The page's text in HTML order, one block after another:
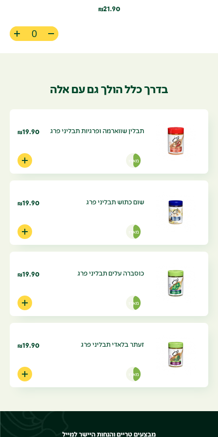
₪21.90
בדרך כלל הולך גם עם אלה
תבלין שווארמה ופרגיות תבליני פרג ₪19.90
מארז
שום כתוש תבליני פרג ₪19.90
מארז
כוסברה עלים תבליני פרג ₪19.90
מארז
זעתר בלאדי תבליני פרג ₪19.90
מארז
מבצעים טריים והנחות היישר למייל